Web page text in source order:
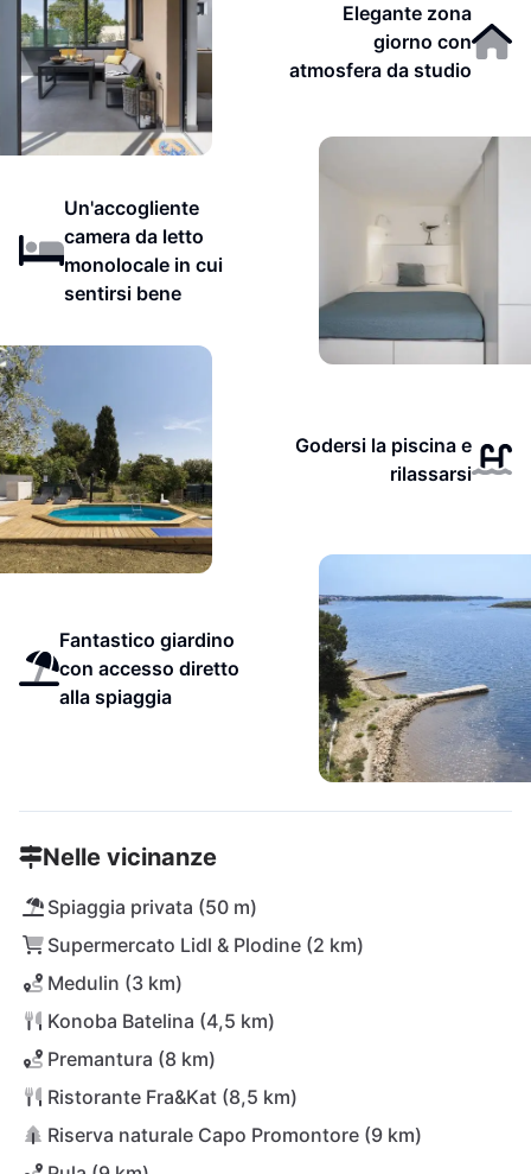
Elegante zona
giorno con
atmosfera da studio
Un'accogliente
camera da letto
monolocale in cui
sentirsi bene
Godersi la piscina e
rilassarsi
Fantastico giardino
con accesso diretto
alla spiaggia
Nelle vicinanze
Spiaggia privata (50 m)
Supermercato Lidl & Plodine (2 km)
Medulin (3 km)
Konoba Batelina (4,5 km)
Premantura (8 km)
Ristorante Fra&Kat (8,5 km)
Riserva naturale Capo Promontore (9 km)